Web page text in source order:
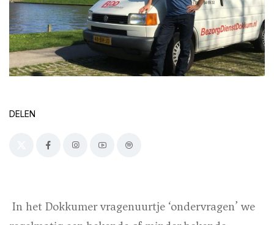
DELEN
In het Dokkumer vragenuurtje ‘ondervragen’ we